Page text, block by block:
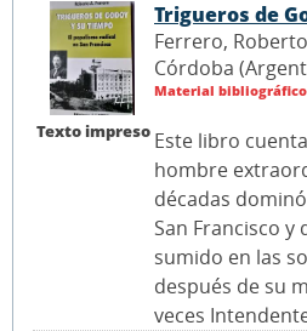
Texto impreso
Trigueros de
Ferrero,
Córdoba
Material
Este libro
hombre
décadas
San Francisco
sumido en las
después de su
veces